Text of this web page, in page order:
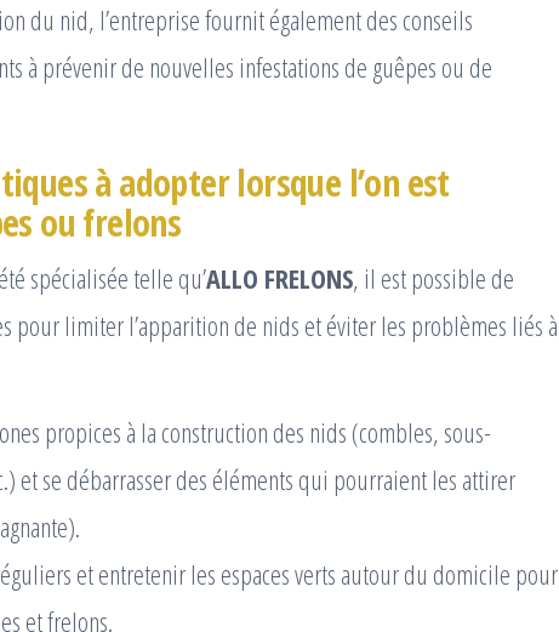
du nid, l’entreprise fournit également des conseils
à prévenir de nouvelles infestations de guêpes ou de
à adopter lorsque l’on est
ou frelons
spécialisée telle qu’ALLO FRELONS, il est possible de
pour limiter l’apparition de nids et éviter les problèmes liés à
propices à la construction des nids (combles, sous-
et se débarrasser des éléments qui pourraient les attirer
et entretenir les espaces verts autour du domicile pour
et frelons.